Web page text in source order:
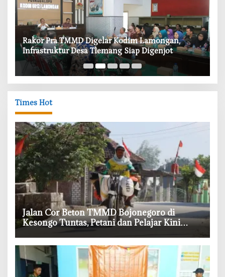
‎Rakor Pra TMMD Digelar Kodim Lamongan,
Infrastruktur Desa Tlemang Siap Digenjot
Times Hot
‎Jalan Cor Beton TMMD Bojonegoro di
Kesongo Tuntas, Petani dan Pelajar Kini